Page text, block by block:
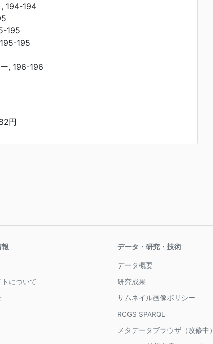
194-194
195
195
, 196-196
円
について
データ・研究・技術
データ概要
研究成果
サムネイル画像ポリシー
RCGS SPARQL
メタデータブラウザ（改修中）